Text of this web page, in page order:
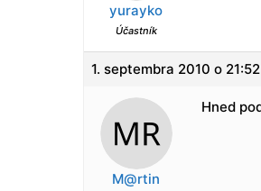
yurayko
Účastník
1. septembra 2010 o 21:52
M@rtin
Hned